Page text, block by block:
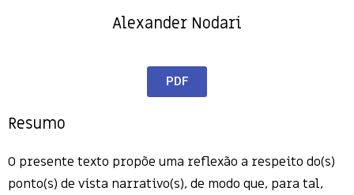
Alexander Nodari
PDF
Resumo
O presente texto propõe uma reflexão a respeito do(s)
ponto(s) de vista narrativo(s), de modo que, para tal,